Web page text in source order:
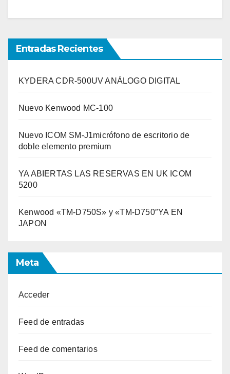
Entradas Recientes
KYDERA CDR-500UV ANÁLOGO DIGITAL
Nuevo Kenwood MC-100
Nuevo ICOM SM-J1micrófono de escritorio de
doble elemento premium
YA ABIERTAS LAS RESERVAS EN UK ICOM
5200
Kenwood «TM-D750S» y «TM-D750″YA EN
JAPON
Meta
Acceder
Feed de entradas
Feed de comentarios